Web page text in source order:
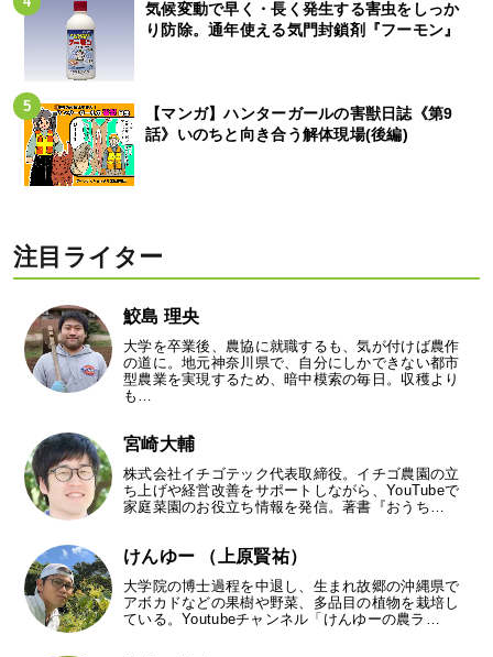
気候変動で早く・長く発生する害虫をしっか
り防除。通年使える気門封鎖剤『フーモン』
【マンガ】ハンターガールの害獣日誌《第9
話》いのちと向き合う解体現場(後編)
注目ライター
鮫島 理央
大学を卒業後、農協に就職するも、気が付けば農作
の道に。地元神奈川県で、自分にしかできない都市
型農業を実現するため、暗中模索の毎日。収穫より
も…
宮崎大輔
株式会社イチゴテック代表取締役。イチゴ農園の立
ち上げや経営改善をサポートしながら、YouTubeで
家庭菜園のお役立ち情報を発信。著書『おうち…
けんゆー （上原賢祐）
大学院の博士過程を中退し、生まれ故郷の沖縄県で
アボカドなどの果樹や野菜、多品目の植物を栽培し
ている。Youtubeチャンネル「けんゆーの農ラ…